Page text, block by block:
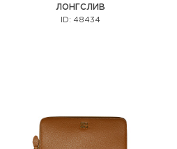
ЛОНГСЛИВ
ID: 48434